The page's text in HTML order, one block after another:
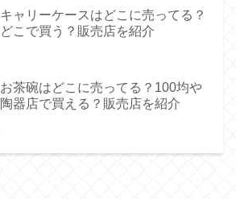
キャリーケースはどこに売ってる？
どこで買う？販売店を紹介
お茶碗はどこに売ってる？100均や
陶器店で買える？販売店を紹介